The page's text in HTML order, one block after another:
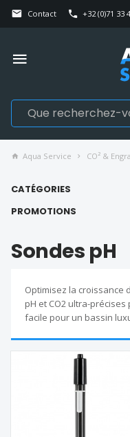
Contact +32 (0)71 33
Aqua Service CO² &
CATÉGORIES
PROMOTIONS
Sondes pH
Optimisez la croissance
pH et CO2 ultra-
facile pour un bassin